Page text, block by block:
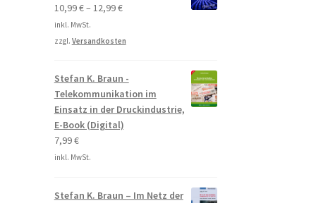
10,99€– 12,99€
inkl. MwSt.
zzgl. Versandkosten
Stefan K. Braun -
Telekommunikation im
Einsatz in der Druckindustrie,
E-Book (Digital)
7,99€
inkl. MwSt.
Stefan K. Braun – Im Netz der